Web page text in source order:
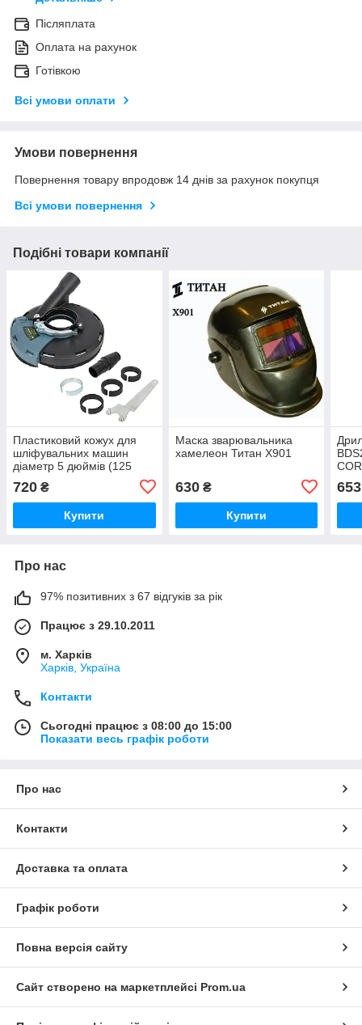
Післяплата
Оплата на рахунок
Готівкою
Всі умови оплати
Умови повернення
Повернення товару впродовж 14 днів за рахунок покупця
Всі умови повернення
Подібні товари компанії
Пластиковий кожух для
шліфувальних машин
діаметр 5 дюймів (125
720 ₴
Купити
Маска зварювальника
хамелеон Титан Х901
630₴
Купити
653
Про нас
97% позитивних з 67 відгуків за рік
Працює з 29.10.2011
м. Харків
Харків, Україна
Контакти
Сьогодні працює з 08:00 до 15:00
Показати весь графік роботи
Про нас
Контакти
Доставка та оплата
Графік роботи
Повна версія сайту
Сайт створено на маркетплейсі Prom.ua